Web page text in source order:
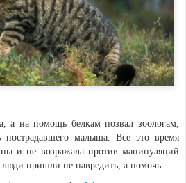
а на помощь белкам позвал зоологам,
пострадавшего малыша. Все это время
и не возражала против манипуляций
люди пришли не навредить, а помочь.